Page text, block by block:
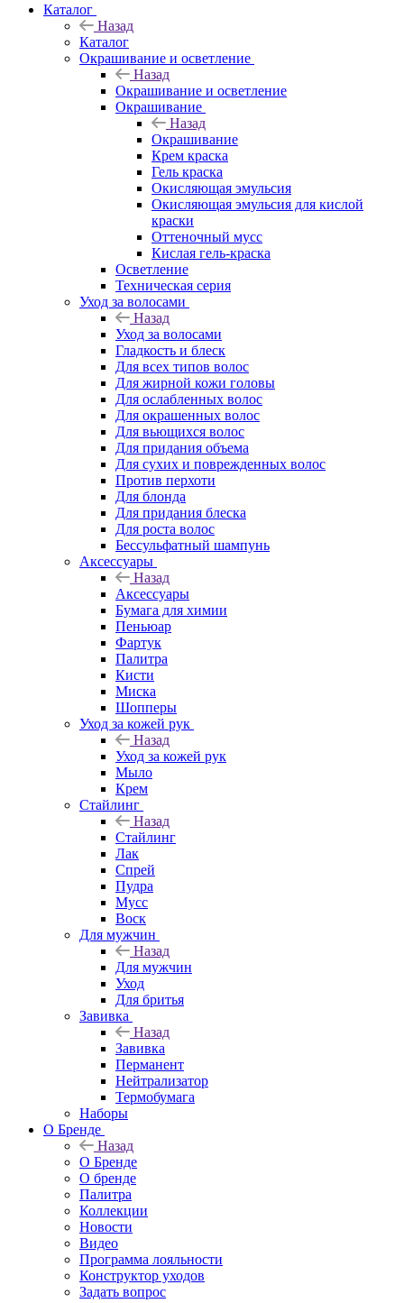
Каталог
Назад
Каталог
Окрашивание и осветление
Назад
Окрашивание и осветление
Окрашивание
Назад
Окрашивание
Крем краска
Гель краска
Окисляющая эмульсия
Окисляющая эмульсия для кислой
краски
Оттеночный мусс
Кислая гель-краска
Осветление
Техническая серия
Уход за волосами
Назад
Уход за волосами
Гладкость и блеск
Для всех типов волос
Для жирной кожи головы
Для ослабленных волос
Для окрашенных волос
Для вьющихся волос
Для придания объема
Для сухих и поврежденных волос
Против перхоти
Для блонда
Для придания блеска
Для роста волос
Бессульфатный шампунь
Аксессуары
Назад
Аксессуары
Бумага для химии
Пеньюар
Фартук
Палитра
Кисти
Миска
Шопперы
Уход за кожей рук
Назад
Уход за кожей рук
Мыло
Крем
Стайлинг
Назад
Стайлинг
Лак
Спрей
Пудра
Мусс
Воск
Для мужчин
Назад
Для мужчин
Уход
Для бритья
Завивка
Назад
Завивка
Перманент
Нейтрализатор
Термобумага
Наборы
О Бренде
Назад
О Бренде
О бренде
Палитра
Коллекции
Новости
Видео
Программа лояльности
Конструктор уходов
Задать вопрос